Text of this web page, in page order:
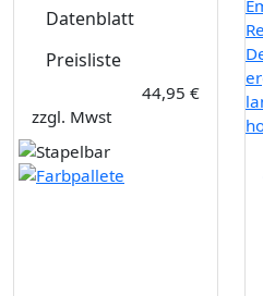
Datenblatt
Preisliste
44,95 €
zzgl. Mwst